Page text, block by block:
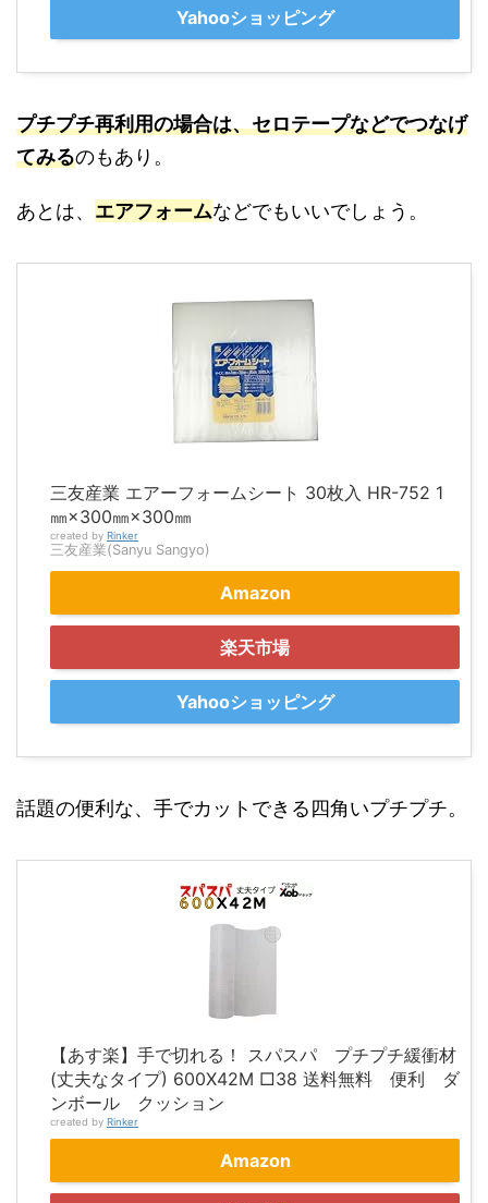
Yahooショッピング
プチプチ再利用の場合は、セロテープなどでつなげ
てみるのもあり。
あとは、 エアフォームなどでもいいでしょう。
三友産業 エアーフォームシート 30枚入 HR-752 1
㎜×300㎜×300㎜
created by Rinker
三友産業(Sanyu Sangyo)
Amazon
楽天市場
Yahooショッピング
話題の便利な、手でカットできる四角いプチプチ。
【あす楽】手で切れる！ スパスパ プチプチ緩衝材
(丈夫なタイプ) 600X42M □38 送料無料 便利 ダ
ンボール クッション
created by Rinker
Amazon